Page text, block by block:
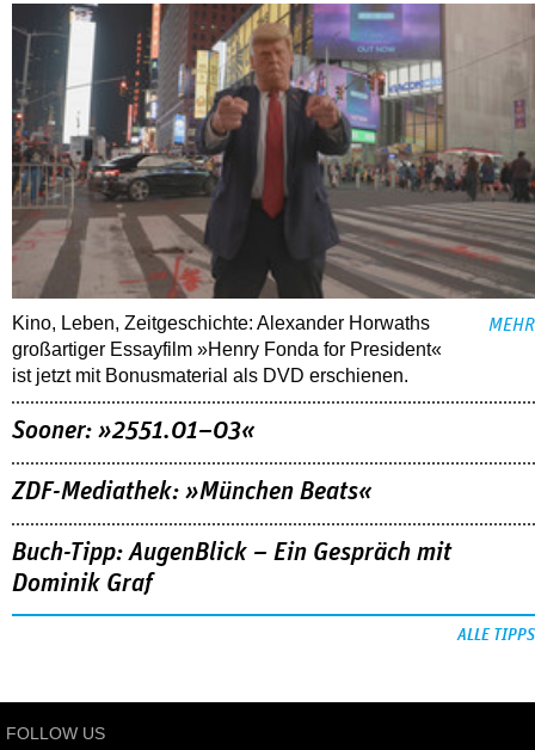
Kino, Leben, Zeitgeschichte: Alexander Horwaths
großartiger Essayfilm »Henry Fonda for President«
ist jetzt mit Bonusmaterial als DVD erschienen.
MEHR
Sooner: »2551.01–03«
ZDF-Mediathek: »München Beats«
Buch-Tipp: AugenBlick – Ein Gespräch mit
Dominik Graf
ALLE TIPPS
FOLLOW US